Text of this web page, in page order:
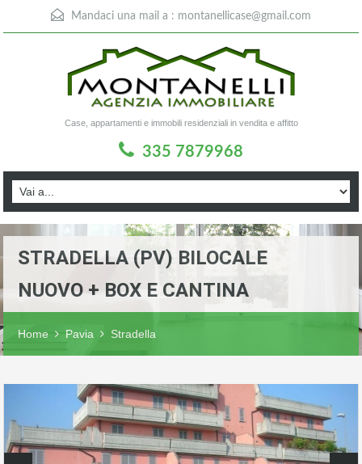
Mandaci una mail a : montanellicase@gmail.com
Case, appartamenti e immobili residenziali in vendita e affitto
335 7879968
STRADELLA (PV) BILOCALE
NUOVO + BOX E CANTINA
Home Pavia Stradella